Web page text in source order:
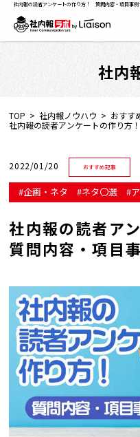
社内報
セミナ
Web社内
資料コ
動画コ
トレン
社長ブ
社内報の読者アンケートの作り方！ 質問内容・項目事例
社内
TOP 社内報ノウハウ
おすす
社内報の読者アンケートの作り方
2022/01/20 おすすめ記事
企画・ネタ ネタ〇選
社内報の読者ア
質問内容・項目